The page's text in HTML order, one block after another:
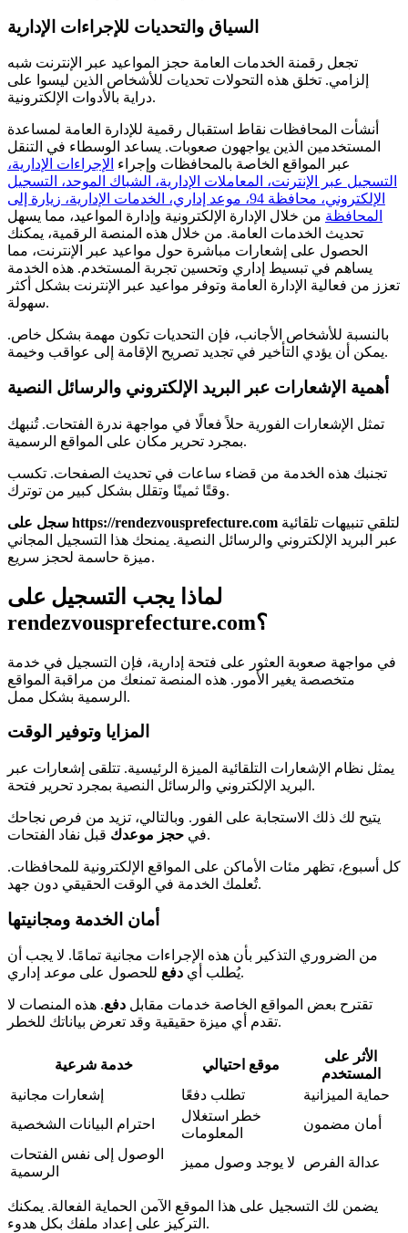
السياق والتحديات للإجراءات الإدارية
تجعل رقمنة الخدمات العامة حجز المواعيد عبر الإنترنت شبه
إلزامي. تخلق هذه التحولات تحديات للأشخاص الذين ليسوا على
دراية بالأدوات الإلكترونية.
أنشأت المحافظات نقاط استقبال رقمية للإدارة العامة لمساعدة
المستخدمين الذين يواجهون صعوبات. يساعد الوسطاء في التنقل
عبر المواقع الخاصة بالمحافظات وإجراء الإجراءات الإدارية،
التسجيل عبر الإنترنت، المعاملات الإدارية، الشباك الموحد، التسجيل
الإلكتروني، محافظة 94، موعد إداري، الخدمات الإدارية، زيارة إلى
المحافظة من خلال الإدارة الإلكترونية وإدارة المواعيد، مما يسهل
تحديث الخدمات العامة. من خلال هذه المنصة الرقمية، يمكنك
الحصول على إشعارات مباشرة حول مواعيد عبر الإنترنت، مما
يساهم في تبسيط إداري وتحسين تجربة المستخدم. هذه الخدمة
تعزز من فعالية الإدارة العامة وتوفر مواعيد عبر الإنترنت بشكل أكثر
سهولة.
بالنسبة للأشخاص الأجانب، فإن التحديات تكون مهمة بشكل خاص.
يمكن أن يؤدي التأخير في تجديد تصريح الإقامة إلى عواقب وخيمة.
أهمية الإشعارات عبر البريد الإلكتروني والرسائل النصية
تمثل الإشعارات الفورية حلاً فعالًا في مواجهة ندرة الفتحات. تُنبهك
بمجرد تحرير مكان على المواقع الرسمية.
تجنبك هذه الخدمة من قضاء ساعات في تحديث الصفحات. تكسب
وقتًا ثمينًا وتقلل بشكل كبير من توترك.
سجل على https://rendezvousprefecture.com
عبر البريد الإلكتروني والرسائل النصية. يمنحك هذا التسجيل المجاني
ميزة حاسمة لحجز سريع.
لماذا يجب التسجيل على
rendezvousprefecture.com؟
في مواجهة صعوبة العثور على فتحة إدارية، فإن التسجيل في خدمة
متخصصة يغير الأمور. هذه المنصة تمنعك من مراقبة المواقع
الرسمية بشكل ممل.
المزايا وتوفير الوقت
يمثل نظام الإشعارات التلقائية الميزة الرئيسية. تتلقى إشعارات عبر
البريد الإلكتروني والرسائل النصية بمجرد تحرير فتحة.
يتيح لك ذلك الاستجابة على الفور. وبالتالي، تزيد من فرص نجاحك
في حجز موعدك قبل نفاد الفتحات.
كل أسبوع، تظهر مئات الأماكن على المواقع الإلكترونية للمحافظات.
تُعلمك الخدمة في الوقت الحقيقي دون جهد.
أمان الخدمة ومجانيتها
من الضروري التذكير بأن هذه الإجراءات مجانية تمامًا. لا يجب أن
يُطلب أي دفع للحصول على موعد إداري.
تقترح بعض المواقع الخاصة خدمات مقابل دفع. هذه المنصات لا
تقدم أي ميزة حقيقية وقد تعرض بياناتك للخطر.
خدمة شرعية موقع احتيالي
الأثر على
المستخدم
إشعارات مجانية
تطلب دفعًا
حماية الميزانية
احترام البيانات الشخصية
خطر استغلال
المعلومات
أمان مضمون
الوصول إلى نفس الفتحات
الرسمية
لا يوجد وصول مميز عدالة الفرص
يضمن لك التسجيل على هذا الموقع الآمن الحماية الفعالة. يمكنك
التركيز على إعداد ملفك بكل هدوء.